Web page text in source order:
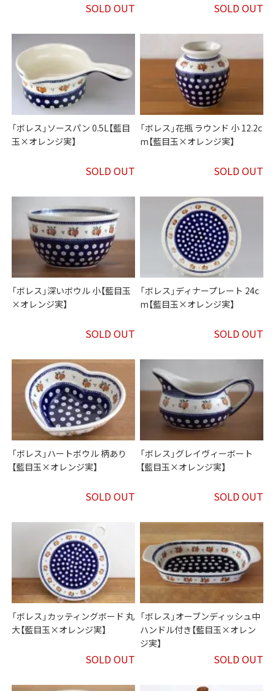
SOLD OUT SOLD OUT
「ボレス」ソースパン 0.5L【藍目
玉×オレンジ実】
SOLD OUT
「ボレス」花瓶 ラウンド 小 12.2c
m【藍目玉×オレンジ実】
SOLD OUT
「ボレス」深いボウル 小【藍目玉
×オレンジ実】
SOLD OUT
「ボレス」ディナープレート 24c
m【藍目玉×オレンジ実】
SOLD OUT
「ボレス」ハートボウル 柄あり
【藍目玉×オレンジ実】
SOLD OUT
「ボレス」グレイヴィーボート
【藍目玉×オレンジ実】
SOLD OUT
「ボレス」カッティングボード 丸
大【藍目玉×オレンジ実】
SOLD OUT
「ボレス」オーブンディッシュ中
ハンドル付き【藍目玉×オレン
ジ実】
SOLD OUT